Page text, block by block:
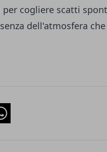
cogliere scatti
dell'atmosfera